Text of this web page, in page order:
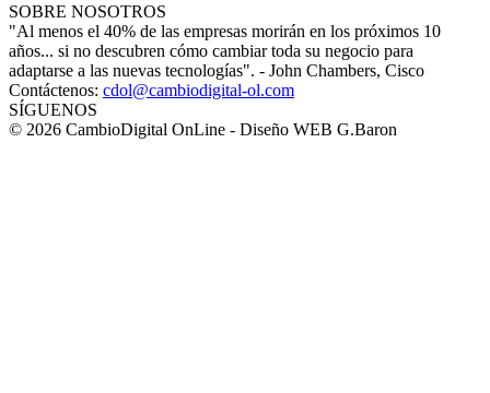
SOBRE NOSOTROS
"Al menos el 40% de las empresas morirán en los próximos 10
años... si no descubren cómo cambiar toda su negocio para
adaptarse a las nuevas tecnologías". - John Chambers, Cisco
Contáctenos: cdol@cambiodigital-ol.com
SÍGUENOS
© 2026 CambioDigital OnLine - Diseño WEB G.Baron